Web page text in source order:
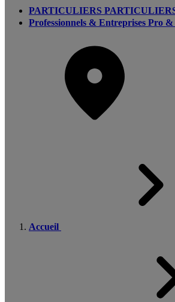
PARTICULIERS
Professionnels & Entreprises Pro &
Accueil